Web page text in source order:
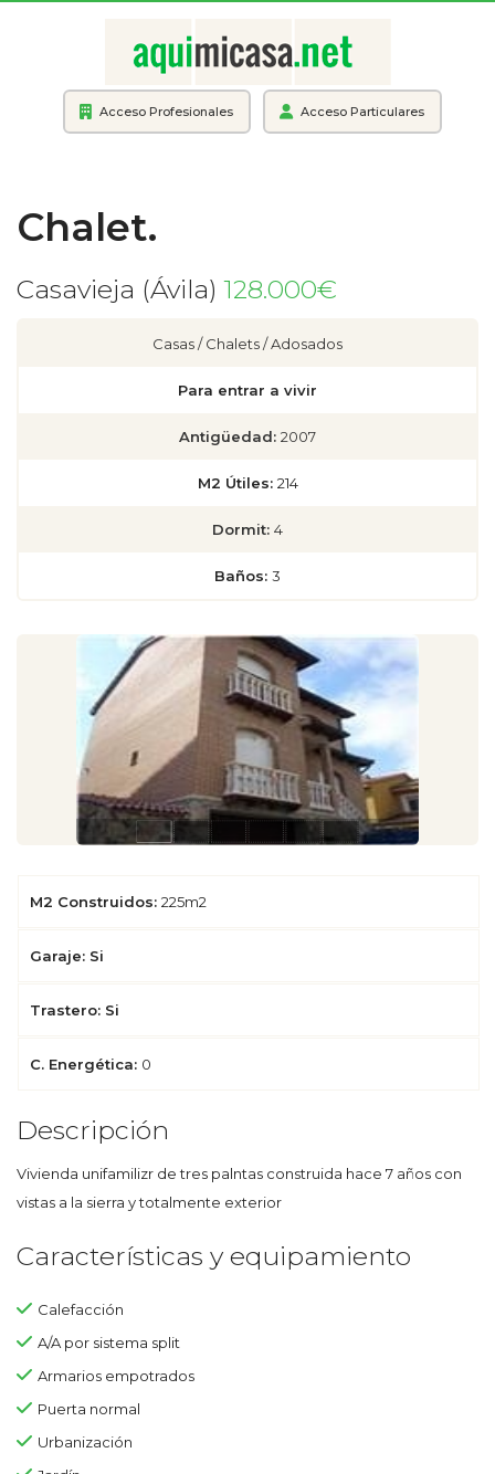
Acceso Profesionales Acceso Particulares
Chalet.
Casavieja (Ávila) 128.000€
Casas / Chalets / Adosados
Para entrar a vivir
Antigüedad: 2007
M2 Útiles: 214
Dormit: 4
Baños: 3
M2 Construidos: 225m2
Garaje: Si
Trastero: Si
C. Energética: 0
Descripción
Vivienda unifamilizr de tres palntas construida hace 7 años con
vistas a la sierra y totalmente exterior
Características y equipamiento
Calefacción
A/A por sistema split
Armarios empotrados
Puerta normal
Urbanización